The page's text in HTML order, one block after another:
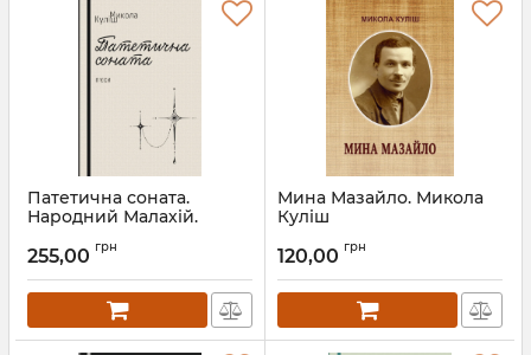
Патетична соната.
Народний Малахій.
Куліш
Артикул: Л13340
255,00 грн
Мина Мазайло. Микола
Куліш
120,00 грн